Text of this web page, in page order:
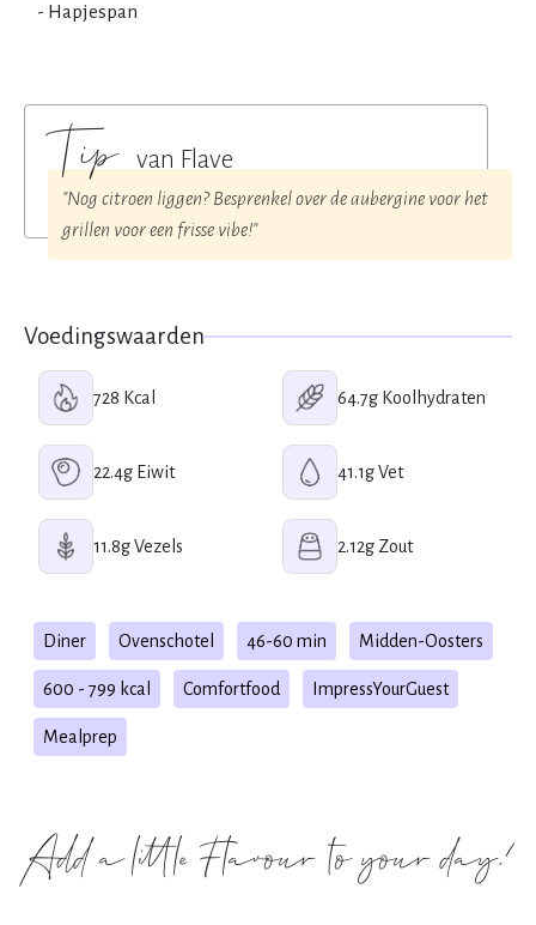
Hapjespan
Tip van Flave
"Nog citroen liggen? Besprenkel over de aubergine voor het
grillen voor een frisse vibe!"
Voedingswaarden
728 Kcal 64.7g Koolhydraten
22.4g Eiwit 41.1g Vet
11.8g Vezels 2.12g Zout
Diner Ovenschotel 46-60 min Midden-Oosters
600 - 799 kcal Comfortfood ImpressYourGuest
Mealprep
Add a little Flavour to your day!